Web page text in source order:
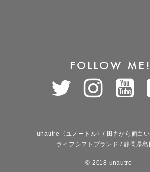
FOLLOW
unautre〈ユノートル〉/ 田舎から面白
ライフシフトブランド / 静岡県島
© 2018 unautre